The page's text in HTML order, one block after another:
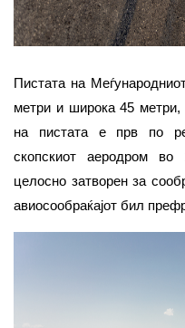
Пистата на
метри и широка 45 метри,
на пистата е прв по
скопскиот аеродром во
целосно затворен за
авиосообраќајот бил